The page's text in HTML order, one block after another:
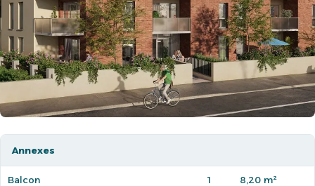
Annexes
Balcon 1 8,20 m²